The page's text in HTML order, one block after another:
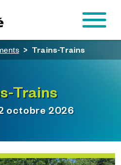
Trains-Trains
Trains
octobre 2026